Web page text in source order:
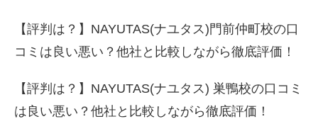
【評判は？】NAYUTAS(ナユタス)門前仲町校の口
コミは良い悪い？他社と比較しながら徹底評価！
【評判は？】NAYUTAS(ナユタス) 巣鴨校の口コミ
は良い悪い？他社と比較しながら徹底評価！